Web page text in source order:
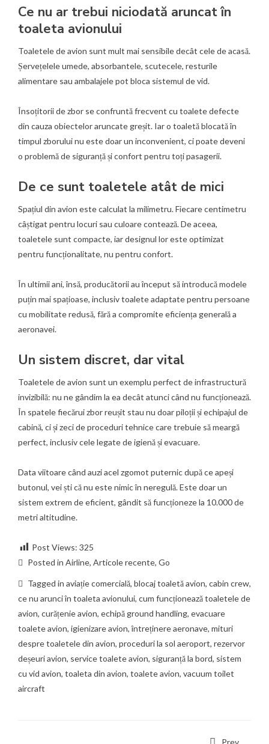
Ce nu ar trebui niciodată aruncat în
toaleta avionului
Toaletele de avion sunt mult mai sensibile decât cele de acasă.
Șervețelele umede, absorbantele, scutecele, resturile
alimentare sau ambalajele pot bloca sistemul de vid.
Însoțitorii de zbor se confruntă frecvent cu toalete defecte
din cauza obiectelor aruncate greșit. Iar o toaletă blocată în
timpul zborului nu este doar un inconvenient, ci poate deveni
o problemă de siguranță și confort pentru toți pasagerii.
De ce sunt toaletele atât de mici
Spațiul din avion este calculat la milimetru. Fiecare centimetru
câștigat pentru locuri sau culoare contează. De aceea,
toaletele sunt compacte, iar designul lor este optimizat
pentru funcționalitate, nu pentru confort.
În ultimii ani, însă, producătorii au început să introducă modele
puțin mai spațioase, inclusiv toalete adaptate pentru persoane
cu mobilitate redusă, fără a compromite eficiența generală a
aeronavei.
Un sistem discret, dar vital
Toaletele de avion sunt un exemplu perfect de infrastructură
invizibilă: nu ne gândim la ea decât atunci când nu funcționează.
În spatele fiecărui zbor reușit stau nu doar piloții și echipajul de
cabină, ci și zeci de proceduri tehnice care trebuie să meargă
perfect, inclusiv cele legate de igienă și evacuare.
Data viitoare când auzi acel zgomot puternic după ce apeși
butonul, vei ști că nu este nimic în neregulă. Este doar un
sistem extrem de eficient, gândit să funcționeze la 10.000 de
metri altitudine.
Post Views: 325
Posted in Airline, Articole recente, Go
Tagged in aviație comercială, blocaj toaletă avion, cabin crew,
ce nu arunci în toaleta avionului, cum funcționează toaletele de
avion, curățenie avion, echipă ground handling, evacuare
toalete avion, igienizare avion,întreținere aeronave, mituri
despre toaletele din avion, proceduri la sol aeroport, rezervor
deșeuri avion, service toalete avion, siguranță la bord, sistem
cu vid avion, toaleta din avion, toalete avion, vacuum toilet
aircraft
Prev